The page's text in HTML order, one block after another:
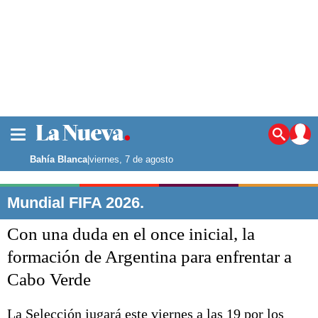
Noticias
La ciudad
Punta Alta
El país
El mundo
Seguridad
Opinión
Liga del Sur
Bahía Blanca|viernes, 7 de agosto
Mundial FIFA 2026.
Con una duda en el once inicial, la
formación de Argentina para enfrentar a
Cabo Verde
La Selección jugará este viernes a las 19 por los